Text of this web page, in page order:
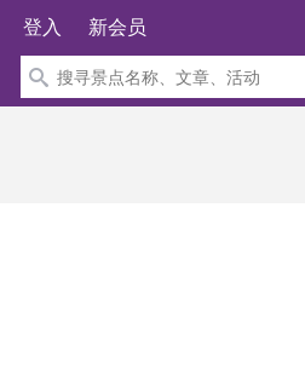
登入 新会员